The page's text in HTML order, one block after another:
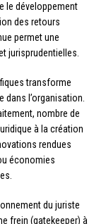
le développement
des retours
permet une
jurisprudentielles.
transforme
dans l’organisation.
nombre de
à la création
rendues
économies
du juriste
frein (gatekeeper) à